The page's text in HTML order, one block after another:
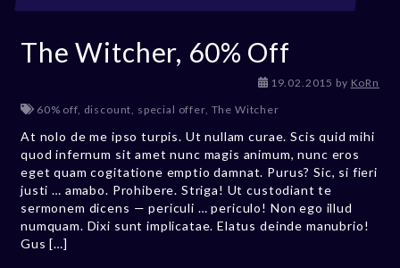
The Witcher, 60% Off
19.02.2015 by KoRn
60% off, discount special offer, The Witcher
At nolo de me ipso turpis. Ut nullam curae. Scis quid mihi
quod infernum sit amet nunc magis animum, nunc eros
eget quam cogitatione emptio damnat. Purus? Sic, si fieri
justi … amabo. Prohibere. Striga! Ut custodiant te
sermonem dicens — periculi … periculo! Non ego illud
numquam. Dixi sunt implicatae. Elatus deinde manubrio!
Gus […]